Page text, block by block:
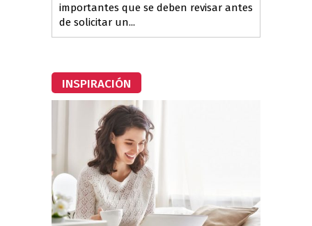
importantes que se deben revisar antes
de solicitar un...
INSPIRACIÓN